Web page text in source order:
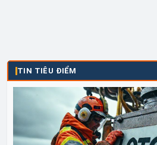
TIN TIÊU ĐIỂM